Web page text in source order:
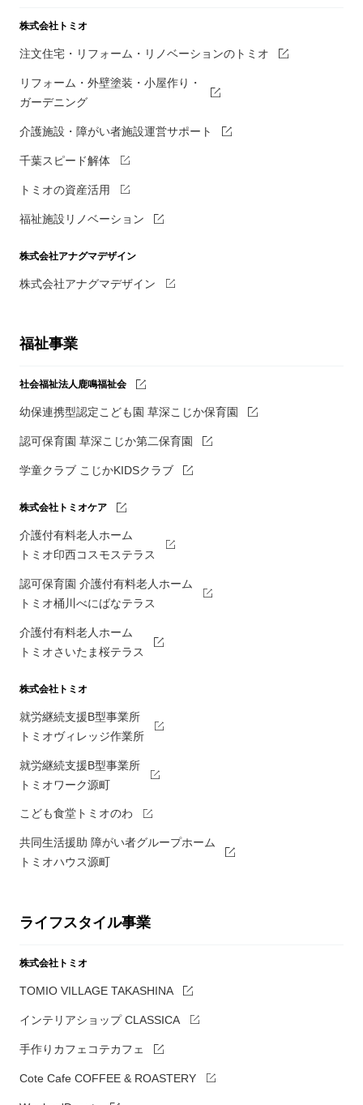
株式会社トミオ
注文住宅・リフォーム・リノベーションのトミオ
リフォーム・外壁塗装・小屋作り・
ガーデニング
介護施設・障がい者施設運営サポート
千葉スピード解体
トミオの資産活用
福祉施設リノベーション
株式会社アナグマデザイン
株式会社アナグマデザイン
福祉事業
社会福祉法人鹿鳴福祉会
幼保連携型認定こども園 草深こじか保育園
認可保育園 草深こじか第二保育園
学童クラブ こじかKIDSクラブ
株式会社トミオケア
介護付有料老人ホーム
トミオ印西コスモステラス
認可保育園 介護付有料老人ホーム
トミオ桶川べにばなテラス
介護付有料老人ホーム
トミオさいたま桜テラス
株式会社トミオ
就労継続支援B型事業所
トミオヴィレッジ作業所
就労継続支援B型事業所
トミオワーク源町
こども食堂トミオのわ
共同生活援助 障がい者グループホーム
トミオハウス源町
ライフスタイル事業
株式会社トミオ
TOMIO VILLAGE TAKASHINA
インテリアショップ CLASSICA
手作りカフェコテカフェ
Cote Cafe COFFEE & ROASTERY